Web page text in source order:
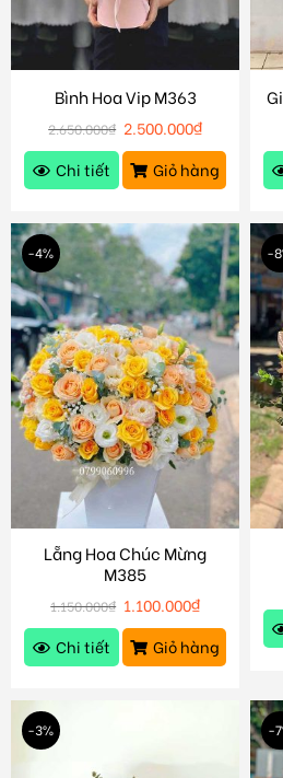
Bình Hoa Vip M363
2.650.000₫ 2.500.000₫
Chi tiết
Giỏ hàng
-4%
Lẵng Hoa Chúc Mừng
M385
1.150.000₫ 1.100.000₫
Chi tiết
Giỏ hàng
-
-3% -